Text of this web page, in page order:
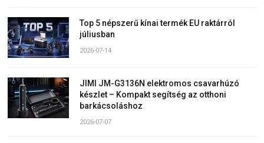
Top 5 népszerű kínai termék EU raktárról
júliusban
2026-07-14
JIMI JM-G3136N elektromos csavarhúzó
készlet – Kompakt segítség az otthoni
barkácsoláshoz
2026-07-07